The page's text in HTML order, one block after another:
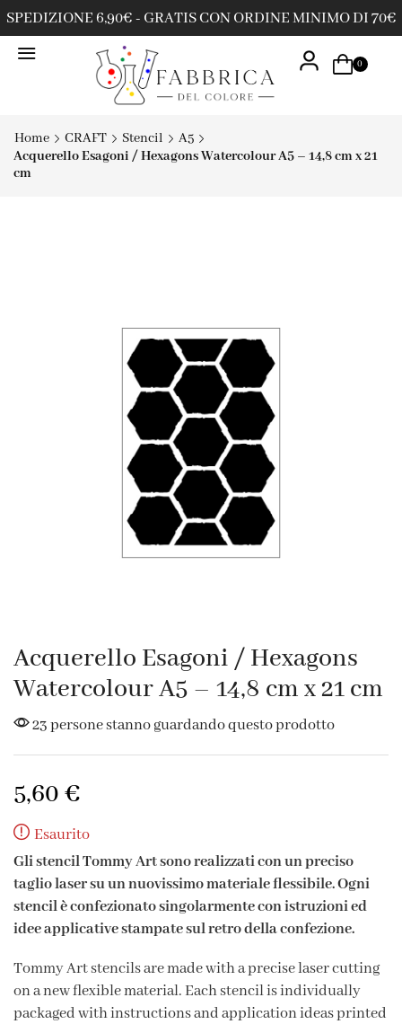
SPEDIZIONE 6,90€ - GRATIS CON ORDINE MINIMO DI 70€
0
Home CRAFT Stencil
A5
Acquerello Esagoni / Hexagons Watercolour A5 – 14,8 cm x 21
cm
Acquerello Esagoni / Hexagons
Watercolour A5 – 14,8 cm x 21 cm
23 persone stanno guardando questo prodotto
5,60 €
Esaurito
Gli stencil Tommy Art sono realizzati con un preciso
taglio laser su un nuovissimo materiale flessibile. Ogni
stencil è confezionato singolarmente con istruzioni ed
idee applicative stampate sul retro della confezione.
Tommy Art stencils are made with a precise laser cutting
on a new flexible material. Each stencil is individually
packaged with instructions and application ideas printed